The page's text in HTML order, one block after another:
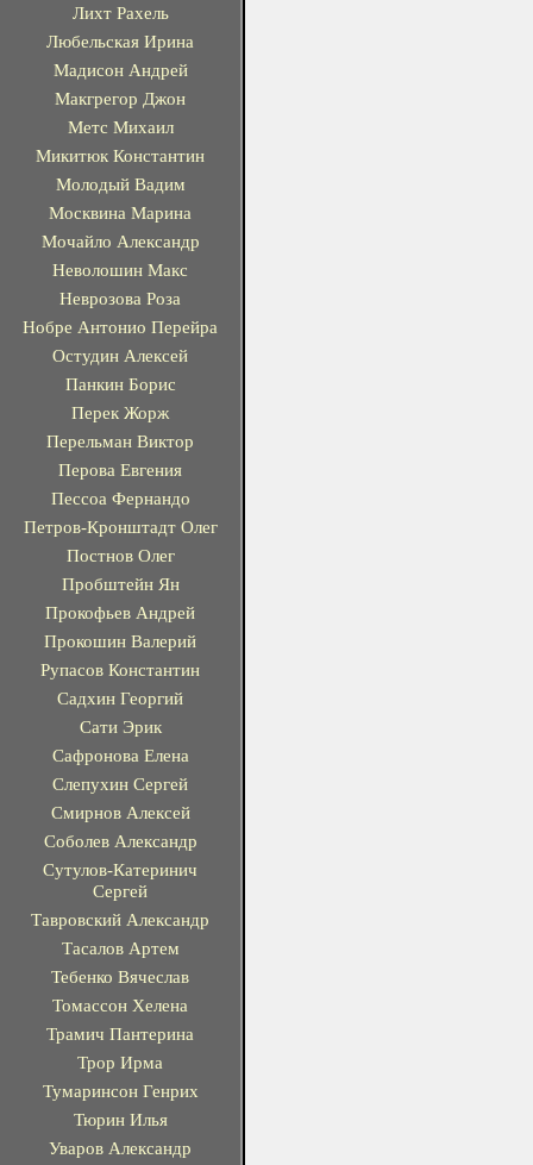
Лихт Рахель
Любельская Ирина
Мадисон Андрей
Макгрегор Джон
Метс Михаил
Микитюк Константин
Молодый Вадим
Москвина Марина
Мочайло Александр
Неволошин Макс
Неврозова Роза
Нобре Антонио Перейра
Остудин Алексей
Панкин Борис
Перек Жорж
Перельман Виктор
Перова Евгения
Пессоа Фернандо
Петров-Кронштадт Олег
Постнов Олег
Пробштейн Ян
Прокофьев Андрей
Прокошин Валерий
Рупасов Константин
Садхин Георгий
Сати Эрик
Сафронова Елена
Слепухин Сергей
Смирнов Алексей
Соболев Александр
Сутулов-Катеринич
Сергей
Тавровский Александр
Тасалов Артем
Тебенко Вячеслав
Томассон Хелена
Трамич Пантерина
Трор Ирма
Тумаринсон Генрих
Тюрин Илья
Уваров Александр